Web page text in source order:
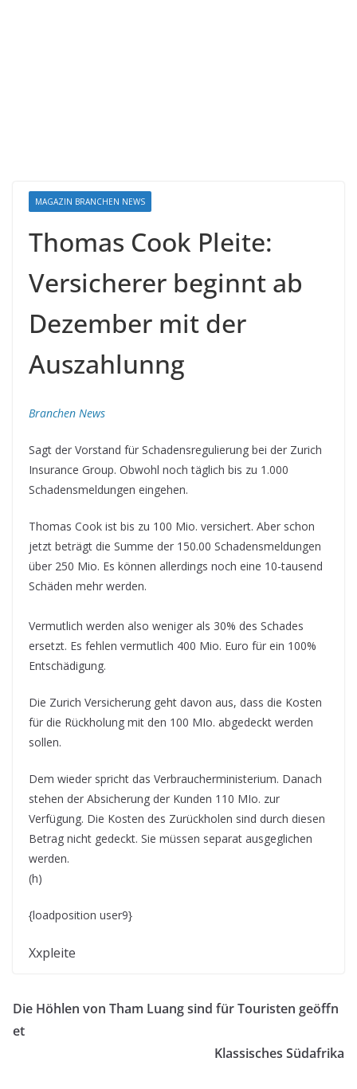
MAGAZIN BRANCHEN NEWS
Thomas Cook Pleite:
Versicherer beginnt ab
Dezember mit der
Auszahlunng
Branchen News
Sagt der Vorstand für Schadensregulierung bei der Zurich
Insurance Group. Obwohl noch täglich bis zu 1.000
Schadensmeldungen eingehen.
Thomas Cook ist bis zu 100 Mio. versichert. Aber schon
jetzt beträgt die Summe der 150.00 Schadensmeldungen
über 250 Mio. Es können allerdings noch eine 10-tausend
Schäden mehr werden.
Vermutlich werden also weniger als 30% des Schades
ersetzt. Es fehlen vermutlich 400 Mio. Euro für ein 100%
Entschädigung.
Die Zurich Versicherung geht davon aus, dass die Kosten
für die Rückholung mit den 100 MIo. abgedeckt werden
sollen.
Dem wieder spricht das Verbraucherministerium. Danach
stehen der Absicherung der Kunden 110 MIo. zur
Verfügung. Die Kosten des Zurückholen sind durch diesen
Betrag nicht gedeckt. Sie müssen separat ausgeglichen
werden.
(h)
{loadposition user9}
Xxpleite
Die Höhlen von Tham Luang sind für Touristen geöffn
et
Klassisches Südafrika